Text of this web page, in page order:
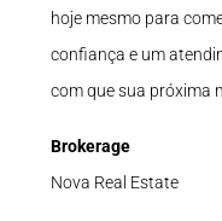
hoje mesmo para
confiança e um
com que sua próxima
Brokerage
Nova Real Estate